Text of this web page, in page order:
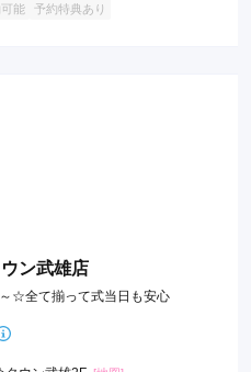
能 予約特典あり
ン武雄店
☆全て揃って式当日も安心